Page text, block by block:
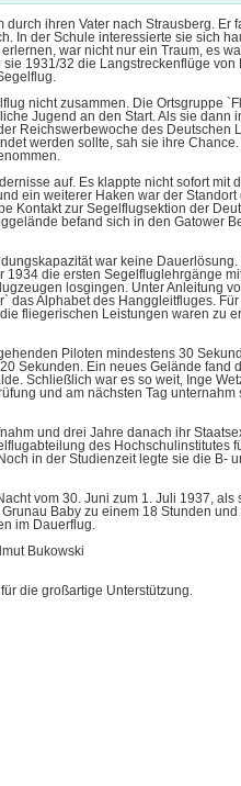
ihren Vater nach Strausberg. Er
In der Schule interessierte sie sich
war nicht nur ein Traum, es
1931/32 die Langstreckenflüge von
nicht zusammen. Die Ortsgruppe
Jugend an den Start. Als sie dann
Reichswerbewoche des Deutschen
werden sollte, sah sie ihre
auf. Es klappte nicht sofort mit
ein weiterer Haken war der
Kontakt zur Segelflugsektion der
befand sich in den Gatower
war keine
1934 die ersten Segelfluglehrgänge
losgingen. Unter Anleitung
das Alphabet des Hanggleitfluges.
fliegerischen Leistungen waren zu
Piloten mindestens 30
Sekunden. Ein neues Gelände fand
Schließlich war es so weit, Inge
und am nächsten Tag
und drei Jahre danach ihr
des Hochschulinstitutes
in der Studienzeit legte sie die B-
vom 30. Juni zum 1. Juli 1937, als
Baby zu einem 18 Stunden
im Dauerflug.
Bukowski
die großartige Unterstützung.